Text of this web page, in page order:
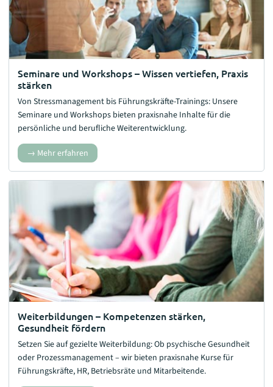
Seminare und Workshops – Wissen vertiefen, Praxis
stärken
Von Stressmanagement bis Führungskräfte-Trainings: Unsere
Seminare und Workshops bieten praxisnahe Inhalte für die
persönliche und berufliche Weiterentwicklung.
Mehr erfahren
Weiterbildungen – Kompetenzen stärken,
Gesundheit fördern
Setzen Sie auf gezielte Weiterbildung: Ob psychische Gesundheit
oder Prozessmanagement – wir bieten praxisnahe Kurse für
Führungskräfte, HR, Betriebsräte und Mitarbeitende.